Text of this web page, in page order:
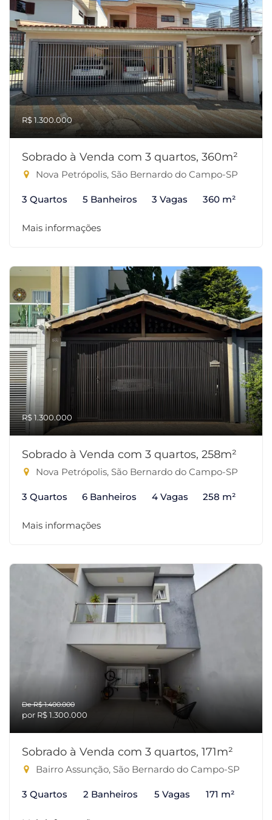
R$ 1.300.000
Sobrado à Venda com 3 quartos, 360m²
Nova Petrópolis, São Bernardo do Campo-SP
3 Quartos 5 Banheiros 3 Vagas 360 m²
Mais informações
R$ 1.300.000
Sobrado à Venda com 3 quartos, 258m²
Nova Petrópolis, São Bernardo do Campo-SP
3 Quartos 6 Banheiros 4 Vagas 258 m²
Mais informações
De R$ 1.400.000
por R$ 1.300.000
Sobrado à Venda com 3 quartos, 171m²
Bairro Assunção, São Bernardo do Campo-SP
3 Quartos 2 Banheiros 5 Vagas 171 m²